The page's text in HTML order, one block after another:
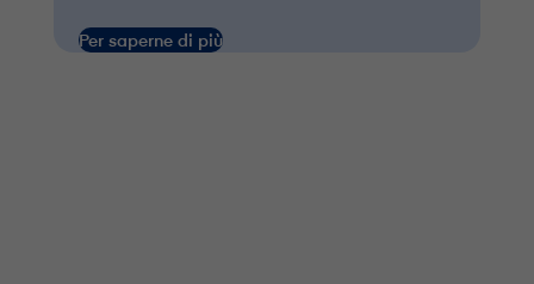
Per saperne di più